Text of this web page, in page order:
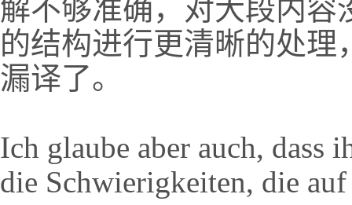
解不够准确，对大段内容
的结构进行更清晰的处理
漏译了。
Ich glaube aber auch, dass
die Schwierigkeiten, die